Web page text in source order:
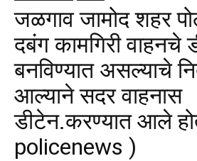
जळगाव जामोद शहर
दबंग कामगिरी वाहनचे
बनविण्यात असल्याचे
आल्याने सदर वाहनास
डीटेन.करण्यात आले
policenews )